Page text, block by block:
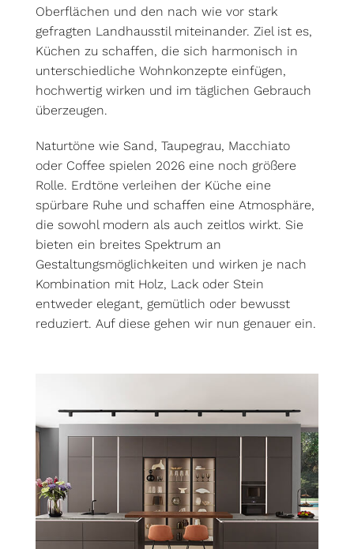
Oberflächen und den nach wie vor stark
gefragten Landhausstil miteinander. Ziel ist es,
Küchen zu schaffen, die sich harmonisch in
unterschiedliche Wohnkonzepte einfügen,
hochwertig wirken und im täglichen Gebrauch
überzeugen.
Naturtöne wie Sand, Taupegrau, Macchiato
oder Coffee spielen 2026 eine noch größere
Rolle. Erdtöne verleihen der Küche eine
spürbare Ruhe und schaffen eine Atmosphäre,
die sowohl modern als auch zeitlos wirkt. Sie
bieten ein breites Spektrum an
Gestaltungsmöglichkeiten und wirken je nach
Kombination mit Holz, Lack oder Stein
entweder elegant, gemütlich oder bewusst
reduziert. Auf diese gehen wir nun genauer ein.